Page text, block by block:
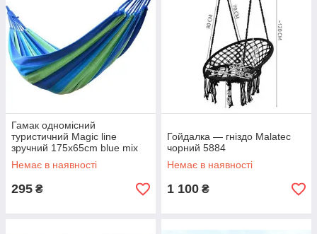
Гамак одномісний
туристичний Magic line
зручний 175x65cm blue mix
Немає в наявності
295 ₴
Гойдалка — гніздо Malatec
чорний 5884
Немає в наявності
1 100 ₴